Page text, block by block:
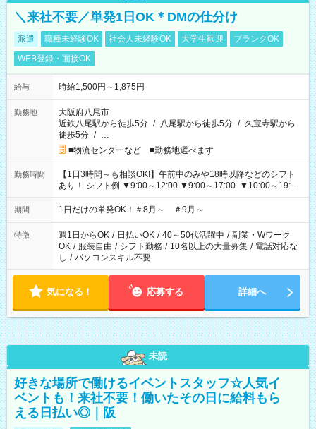
＼来社不要／単発1日OK＊DMの仕分け
派遣 職種未経験OK 社会人未経験OK 大学生歓迎
ブランクOK
WEB登録・面接OK
給与 時給1,500円～1,875円
勤務地
大阪府八尾市
近鉄八尾駅から徒歩5分 / 八尾駅から徒歩5分 / 久宝寺駅から
徒歩5分 / …
■物流センターなど ■勤務地選べます
勤務時間
【1日3時間～も相談OK!】午前中のみや18時以降などのシフト
あり！ シフト例 ▼9:00～12:00 ▼9:00～17:00 ▼10:00～19:00
▼18:00～21:00
期間 1日だけの単発OK！＃8月～ ＃9月～
特徴 週1日からOK / 日払いOK / 40～50代活躍中 / 副業・Wワーク
OK / 服装自由 / シフト勤務 / 10名以上の大量募集 / 電話対応な
し / パソコンスキル不要
気になる！ 応募する 詳細へ
未読
好きな場所で働けるイベントスタッフ☆人気イ
ベントも！来社不要！働いたその日に給料もら
える日払い◎｜阪